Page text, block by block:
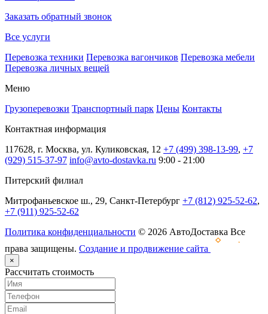
Заказать обратный звонок
Все услуги
Перевозка техники Перевозка вагончиков Перевозка мебели
Перевозка личных вещей
Меню
Грузоперевозки Транспортный парк Цены Контакты
Контактная информация
117628, г. Москва, ул. Куликовская, 12 +7 (499) 398-13-99, +7
(929) 515-37-97 info@avto-dostavka.ru 9:00 - 21:00
Питерский филиал
Митрофаньевское ш., 29, Санкт-Петербург +7 (812) 925-52-62,
+7 (911) 925-52-62
Политика конфиденциальности © 2026 АвтоДоставка Все
права защищены. Создание и продвижение сайта
×
Рассчитать стоимость